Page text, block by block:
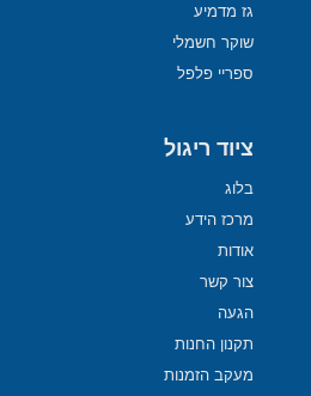
גז מדמיע
שוקר חשמלי
ספריי פלפל
ציוד ריגול
בלוג
מרכז הידע
אודות
צור קשר
הגעה
תקנון החנות
מעקב הזמנות